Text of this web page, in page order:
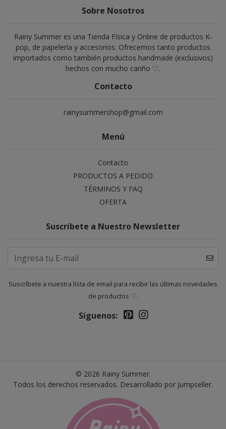
Sobre Nosotros
Rainy Summer es una Tienda Física y Online de productos K-
pop, de papelería y accesorios. Ofrecemos tanto productos
importados como también productos handmade (exclusivos)
hechos con mucho cariño ♡.
Contacto
rainysummershop@gmail.com
Menú
Contacto
PRODUCTOS A PEDIDO
TÉRMINOS Y FAQ
OFERTA
Suscríbete a Nuestro Newsletter
Suscríbete a nuestra lista de email para recibir las últimas novedades
de productos ♡.
Síguenos:
© 2026 Rainy Summer.
Todos los derechos reservados. Desarrollado por Jumpseller.